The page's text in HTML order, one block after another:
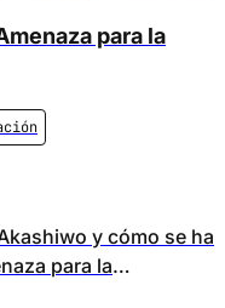
para la
y cómo se ha
para la